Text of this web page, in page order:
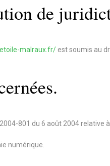
de
malraux.fr/ est soumis au
801 du 6 août 2004
numérique.